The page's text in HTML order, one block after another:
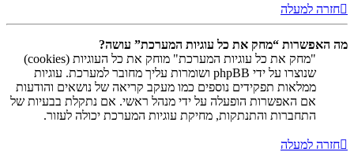
חזרה למעלה
מה האפשרות “מחק את כל עוגיות המערכת” עושה?
"מחק את כל עוגיות המערכת" מוחק את כל העוגיות (cookies)
שנוצרו על ידי phpBB ושומרות עליך מחובר למערכת. עוגיות
ממלאות תפקידים נוספים כמו מעקב קריאה של נושאים והודעות
אם האפשרות הופעלה על ידי מנהל ראשי. אם נתקלת בבעיות של
התחברות והתנתקות, מחיקת עוגיות המערכת יכולה לעזור.
חזרה למעלה